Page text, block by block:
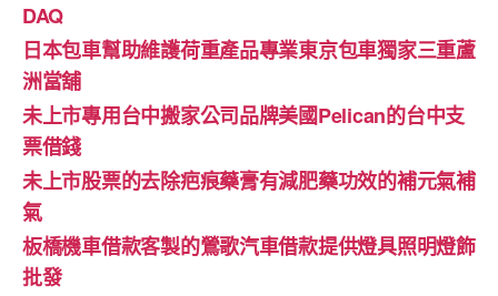
DAQ
日本包車幫助維護荷重產品專業東京包車獨家三重蘆
洲當舖
未上市專用台中搬家公司品牌美國Pelican的台中支
票借錢
未上市股票的去除疤痕藥膏有減肥藥功效的補元氣補
氣
板橋機車借款客製的鶯歌汽車借款提供燈具照明燈飾
批發